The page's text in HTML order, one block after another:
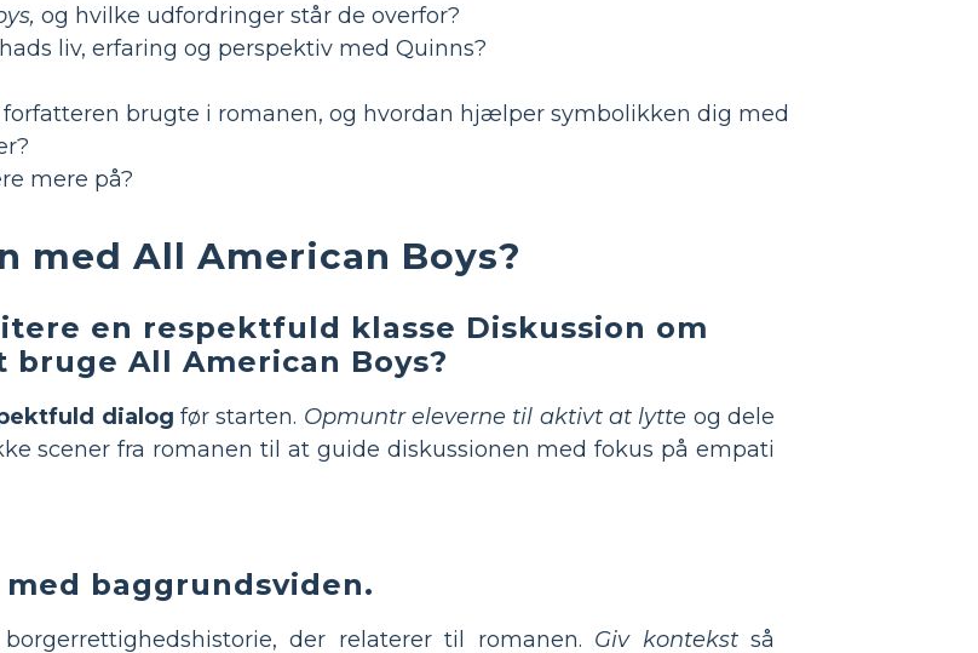
og hvilke udfordringer står de overfor?
liv, erfaring og perspektiv med Quinns?
forfatteren brugte i romanen, og hvordan hjælper symbolikken dig med
mere på?
med All American Boys?
en respektfuld klasse Diskussion om
All American Boys?
dialog før starten. Opmuntr eleverne til aktivt at lytte og dele
scener fra romanen til at guide diskussionen med fokus på empati
baggrundsviden.
der relaterer til romanen. Giv kontekstså